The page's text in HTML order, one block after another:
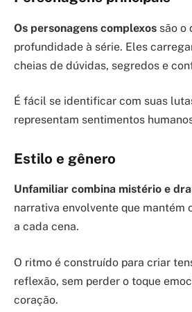
Os personagens complexos são o
profundidade à série. Eles
cheias de dúvidas, segredos e
É fácil se identificar com suas
representam sentimentos
Estilo e gênero
Unfamiliar combina mistério e
narrativa envolvente que mantém
a cada cena.
O ritmo é construído para criar
reflexão, sem perder o toque
coração.